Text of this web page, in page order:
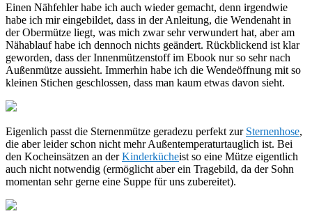
Einen Nähfehler habe ich auch wieder gemacht, denn irgendwie
habe ich mir eingebildet, dass in der Anleitung, die Wendenaht in
der Obermütze liegt, was mich zwar sehr verwundert hat, aber am
Nähablauf habe ich dennoch nichts geändert. Rückblickend ist klar
geworden, dass der Innenmützenstoff im Ebook nur so sehr nach
Außenmütze aussieht. Immerhin habe ich die Wendeöffnung mit so
kleinen Stichen geschlossen, dass man kaum etwas davon sieht.
Eigenlich passt die Sternenmütze geradezu perfekt zur Sternenhose,
die aber leider schon nicht mehr Außentemperaturtauglich ist. Bei
den Kocheinsätzen an derKinderkücheist so eine Mütze eigentlich
auch nicht notwendig (ermöglicht aber ein Tragebild, da der Sohn
momentan sehr gerne eine Suppe für uns zubereitet).